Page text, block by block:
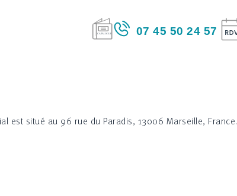
07 45 50 24 57
est situé au 96 rue du Paradis, 13006 Marseille, France.